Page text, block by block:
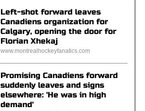
Left-shot forward leaves
Canadiens organization for
Calgary, opening the door for
Florian Xhekaj
www.montrealhockeyfanatics.com
Promising Canadiens forward
suddenly leaves and signs
elsewhere: 'He was in high
demand'